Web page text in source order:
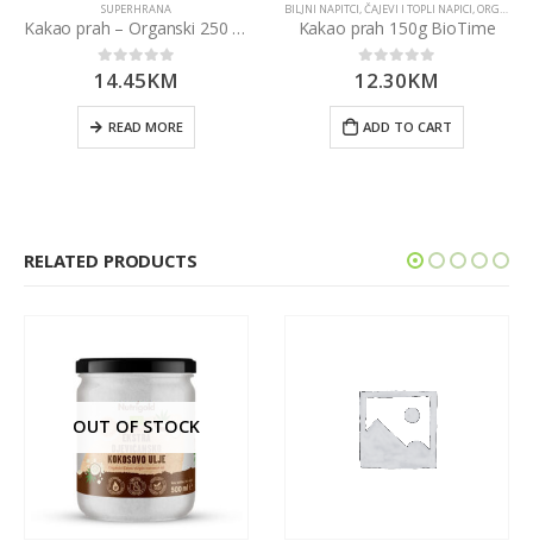
SUPERHRANA
Kakao prah – Organski 250 g Nutrigold
0 out of 5
14.45KM
READ MORE
BILJNI NAPITCI,ČAJEVI I TOPLI NAPICI,ORGANSKI PROIZVODI
Kakao prah 150g BioTime
0 out of 5
12.30KM
ADD TO CART
RELATED PRODUCTS
OUT OF STOCK